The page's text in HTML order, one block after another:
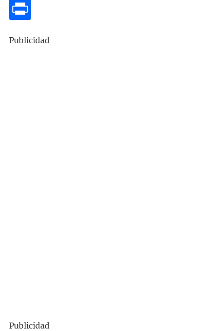
Publicidad
Publicidad